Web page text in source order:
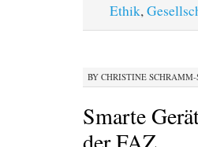
Ethik,
BY CHRISTINE SCHRAMM-
Smarte